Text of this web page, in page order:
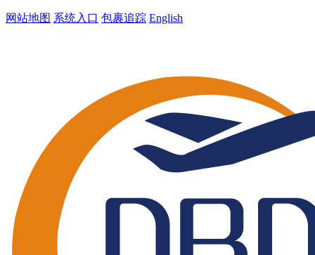
网站地图 系统入口 包裹追踪 English